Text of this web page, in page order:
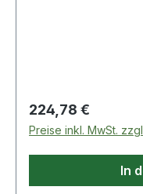
Regulärer Preis:
224,78 €
Preise inkl. MwSt.
In